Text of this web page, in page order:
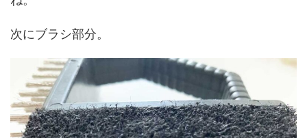
次にブラシ部分。